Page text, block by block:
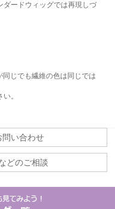
ダードウィッグでは再現しづ
じでも繊維の色は同じでは
。
問い合わせ
どのご相談